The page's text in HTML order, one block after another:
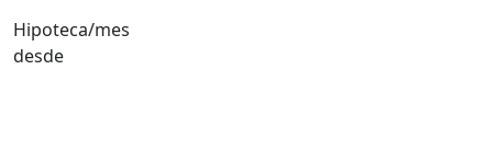
Hipoteca/mes
desde